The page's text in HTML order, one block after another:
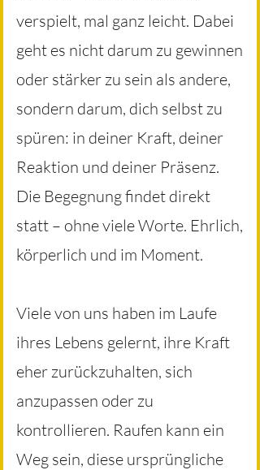
verspielt, mal ganz leicht. Dabei
geht es nicht darum zu gewinnen
oder stärker zu sein als andere,
sondern darum, dich selbst zu
spüren: in deiner Kraft, deiner
Reaktion und deiner Präsenz.
Die Begegnung findet direkt
statt – ohne viele Worte. Ehrlich,
körperlich und im Moment.
Viele von uns haben im Laufe
ihres Lebens gelernt, ihre Kraft
eher zurückzuhalten, sich
anzupassen oder zu
kontrollieren. Raufen kann ein
Weg sein, diese ursprüngliche